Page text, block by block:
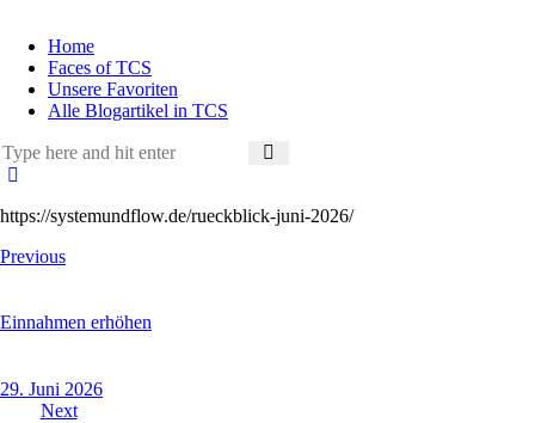
Home
Faces of TCS
Unsere Favoriten
Alle Blogartikel in TCS
https://systemundflow.de/rueckblick-juni-2026/
Beitragsnavigation
Previous
Einnahmen erhöhen
29. Juni 2026
Next